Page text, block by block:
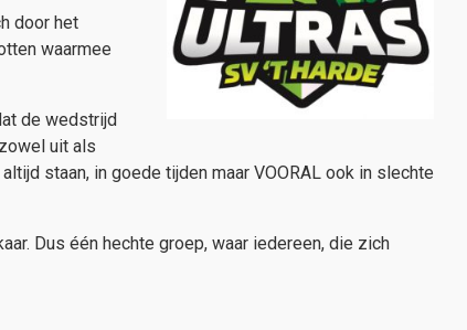
door het
waarmee
de wedstrijd
uit als
staan, in goede tijden maar VOORAL ook in slechte
Dus één hechte groep, waar iedereen, die zich